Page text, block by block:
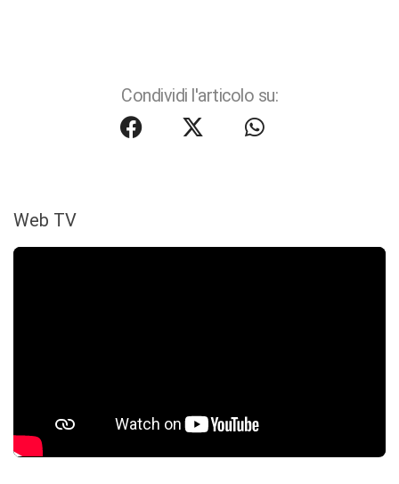
Condividi l'articolo su:
Web TV